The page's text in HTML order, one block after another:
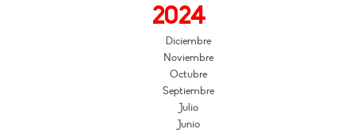
2024
Diciembre
Noviembre
Octubre
Septiembre
Julio
Junio